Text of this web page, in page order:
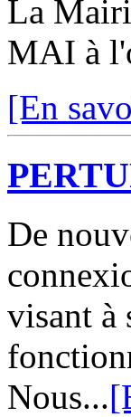
La
MAI à
[En
De
visant à
Nous...